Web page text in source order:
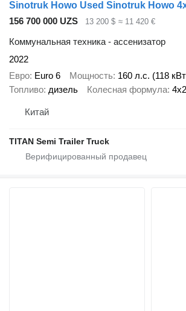
156 700 000 UZS 13 200 $ ≈ 11 420 €
Коммунальная техника - ассенизатор
2022
Евро Euro 6 Мощность 160 л.с. (118
Топливо дизель Колесная формула 4x2
Китай
TITAN Semi Trailer Truck